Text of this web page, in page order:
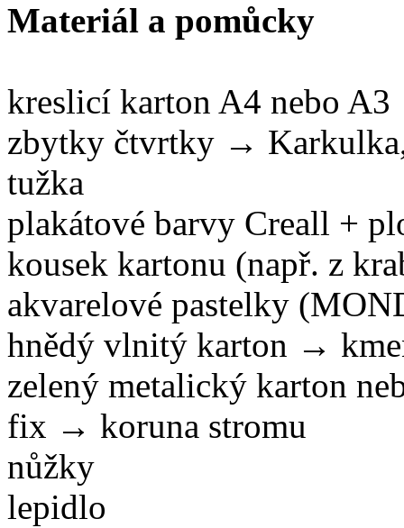
Materiál a pomůcky
kreslicí karton A4 nebo A3
zbytky čtvrtky →
tužka
plakátové barvy Creall +
kousek kartonu (např. z
akvarelové pastelky
hnědý vlnitý karton →
zelený metalický karton
fix → koruna stromu
nůžky
lepidlo